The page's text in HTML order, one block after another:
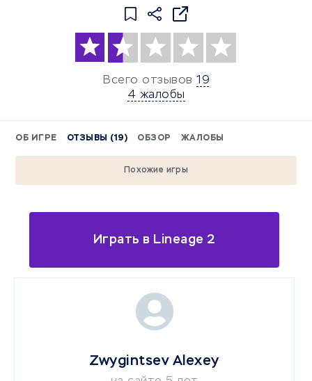
Всего отзывов 19
4 жалобы
ОБ ИГРЕ ОТЗЫВЫ (19) ОБЗОР ЖАЛОБЫ
Похожие игры
Играть в Lineage 2
Zwygintsev Alexey